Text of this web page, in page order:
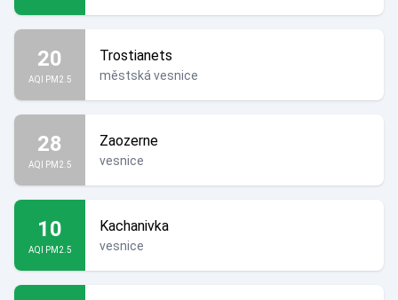
20
AQI PM2.5
Trostianets
městská vesnice
28
AQI PM2.5
Zaozerne
vesnice
10
AQI PM2.5
Kachanivka
vesnice